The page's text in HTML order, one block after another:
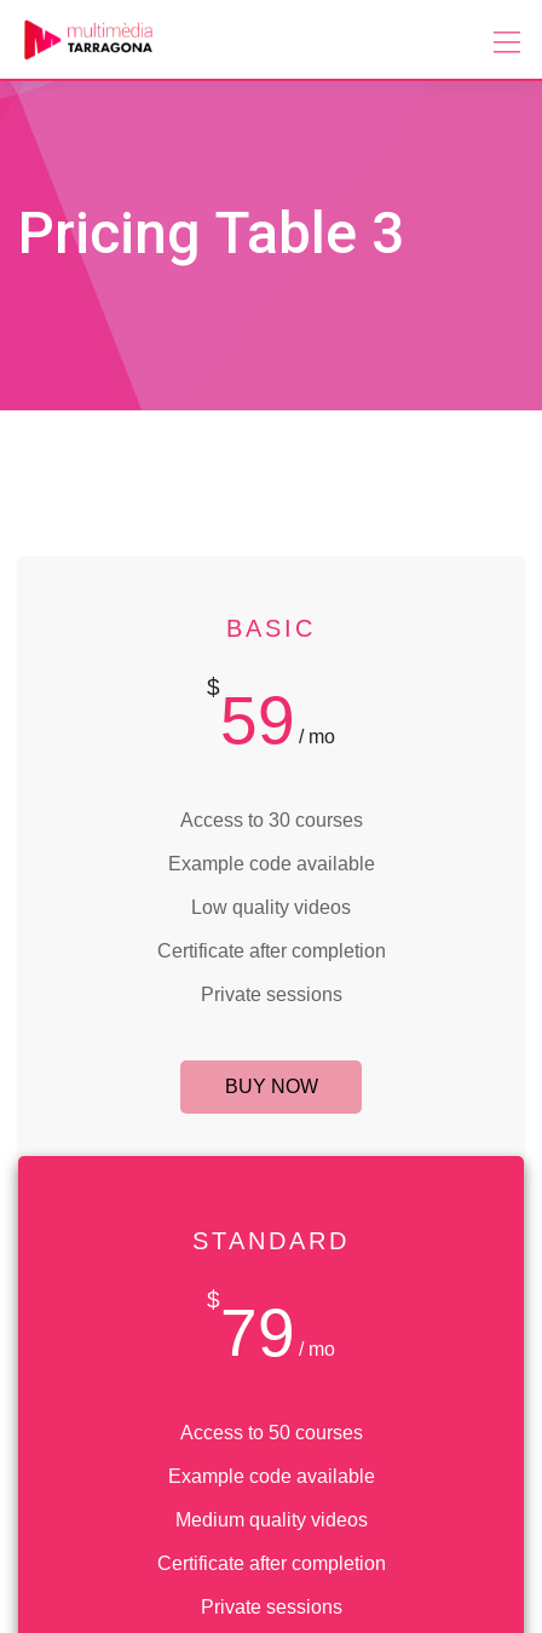
content
Pricing Table 3
BASIC
$59 / mo
Access to 30 courses
Example code available
Low quality videos
Certificate after completion
Private sessions
BUY NOW
STANDARD
$79 / mo
Access to 50 courses
Example code available
Medium quality videos
Certificate after completion
Private sessions